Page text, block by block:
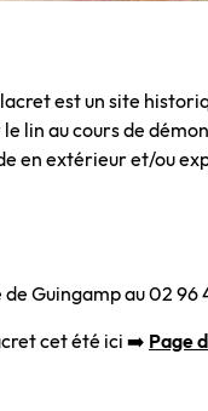
est un site
lin au cours de
en extérieur et/ou
Guingamp au 02 96
cet été ici ➡️ Page